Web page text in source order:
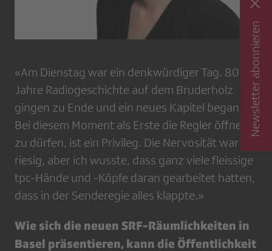
«Am Dienstag war ein denkwürdiger Tag. 80
Jahre Radiogeschichte auf dem Bruderholz
gingen zu Ende und ein neues Kapitel begann.
Bei diesem Moment als Erste die Regler öffnen
zu dürfen, ist ein Privileg. Die Nervosität war
riesig, aber ich wusste, dass ganz viele fleissige
tpc-Hände und -Köpfe daran gearbeitet hatten,
dass in der Senderegie alles klappte.»
Wie sich die neuen SRF-Räumlichkeiten in
Basel präsentieren, kann die Öffentlichkeit
Newsletter abonnieren